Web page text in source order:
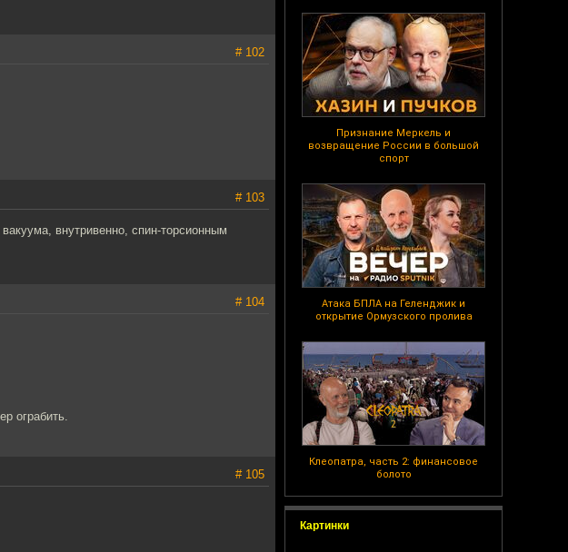
Признание Меркель и
возвращение России в большой
спорт
Атака БПЛА на Геленджик и
открытие Ормузского пролива
Клеопатра, часть 2: финансовое
болото
Картинки
# 102
# 103
внутривенно, спин-торсионным
# 104
ограбить.
# 105